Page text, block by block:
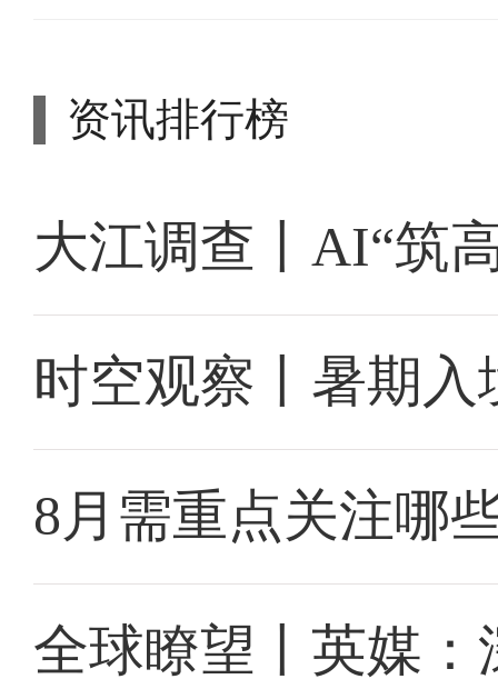
资讯排行榜
大江调查丨AI“筑
时空观察丨暑期入
8月需重点关注哪
全球瞭望丨英媒